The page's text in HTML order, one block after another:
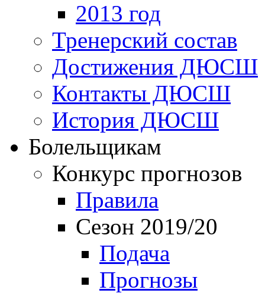
2013 год
Тренерский состав
Достижения ДЮСШ
Контакты ДЮСШ
История ДЮСШ
Болельщикам
Конкурс прогнозов
Правила
Сезон 2019/20
Подача
Прогнозы